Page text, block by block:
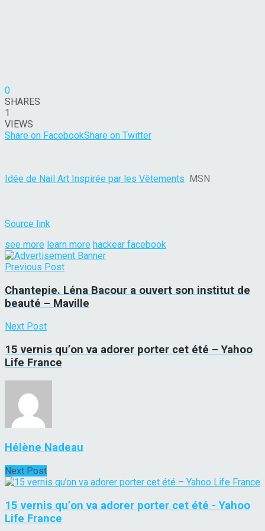
0
SHARES
1
VIEWS
Share on FacebookShare on Twitter
Idée de Nail Art Inspirée par les Vêtements MSN
Source link
see more learn more hackear facebook
Previous Post
Chantepie. Léna Bacour a ouvert son institut de
beauté – Maville
Next Post
15 vernis qu’on va adorer porter cet été – Yahoo
Life France
Hélène Nadeau
Next Post
15 vernis qu’on va adorer porter cet été - Yahoo
Life France